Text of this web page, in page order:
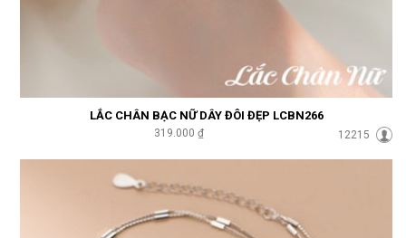
LẮC CHÂN BẠC NỮ DÂY ĐÔI ĐẸP LCBN266
319.000 ₫ 12215